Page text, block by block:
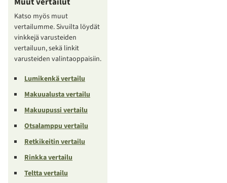
Katso myös muut
vertailumme. Sivuilta löydät
vinkkejä varusteiden
vertailuun, sekä linkit
varusteiden valintaoppaisiin.
Lumikenkä vertailu
Makuualusta vertailu
Makuupussi vertailu
Otsalamppu vertailu
Retkikeitin vertailu
Rinkka vertailu
Teltta vertailu